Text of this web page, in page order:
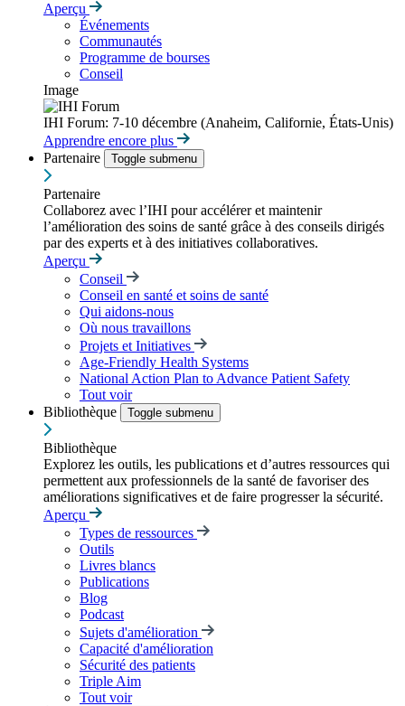
Aperçu
Événements
Communautés
Programme de bourses
Conseil
Image
IHI Forum: 7-10 décembre (Anaheim, Californie, États-Unis)
Apprendre encore plus
Partenaire
Toggle submenu
Partenaire
Collaborez avec l’IHI pour accélérer et maintenir
l’amélioration des soins de santé grâce à des conseils dirigés
par des experts et à des initiatives collaboratives.
Aperçu
Conseil
Conseil en santé et soins de santé
Qui aidons-nous
Où nous travaillons
Projets et Initiatives
Age-Friendly Health Systems
National Action Plan to Advance Patient Safety
Tout voir
Bibliothèque
Toggle submenu
Bibliothèque
Explorez les outils, les publications et d’autres ressources qui
permettent aux professionnels de la santé de favoriser des
améliorations significatives et de faire progresser la sécurité.
Aperçu
Types de ressources
Outils
Livres blancs
Publications
Blog
Podcast
Sujets d'amélioration
Capacité d'amélioration
Sécurité des patients
Triple Aim
Tout voir